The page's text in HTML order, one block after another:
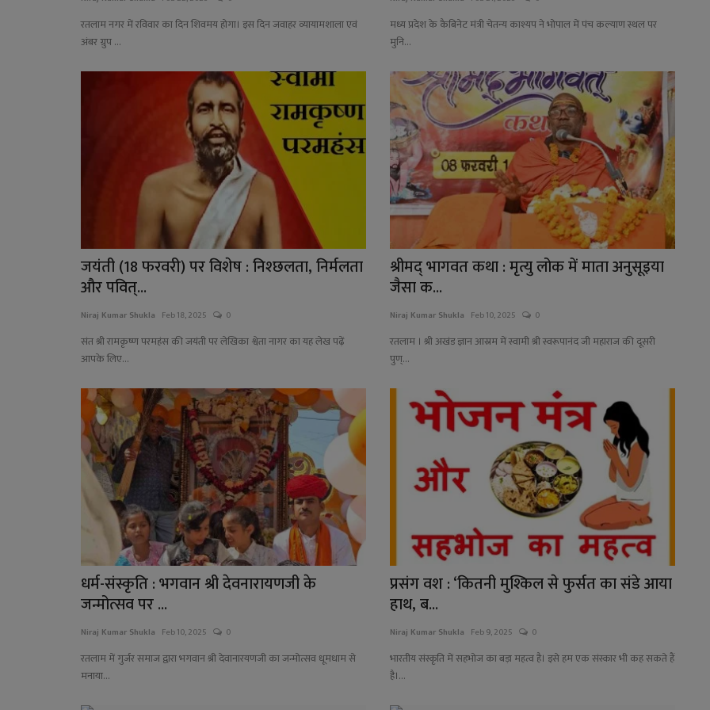
रतलाम नगर में रविवार का दिन शिवमय होगा। इस दिन जवाहर व्यायामशाला एवं
अंबर ग्रुप ...
मध्य प्रदेश के कैबिनेट मंत्री चेतन्य काश्यप ने भोपाल में पंच कल्याण स्थल पर
मुनि...
जयंती (18 फरवरी) पर विशेष : निश्छलता, निर्मलता
और पवित्...
Niraj Kumar Shukla Feb 18, 2025 0
संत श्री रामकृष्ण परमहंस की जयंती पर लेखिका श्वेता नागर का यह लेख पढ़ें
आपके लिए...
श्रीमद् भागवत कथा : मृत्यु लोक में माता अनुसूइया
जैसा क...
Niraj Kumar Shukla Feb 10, 2025 0
रतलाम । श्री अखंड ज्ञान आस्रम में स्वामी श्री स्वरूपानंद जी महाराज की दूसरी
पुण्...
धर्म-संस्कृति : भगवान श्री देवनारायणजी के
जन्मोत्सव पर ...
Niraj Kumar Shukla Feb 10, 2025 0
रतलाम में गुर्जर समाज द्वारा भगवान श्री देवानारयणजी का जन्मोत्सव धूमधाम से
मनाया...
प्रसंग वश : ‘कितनी मुश्किल से फुर्सत का संडे आया
हाथ, ब...
Niraj Kumar Shukla Feb 9, 2025 0
भारतीय संस्कृति में सहभोज का बड़ा महत्व है। इसे हम एक संस्कार भी कह सकते हैं
है।...